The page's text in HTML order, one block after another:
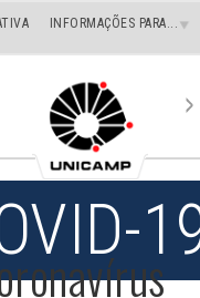
INFORMAÇÕES PARA...